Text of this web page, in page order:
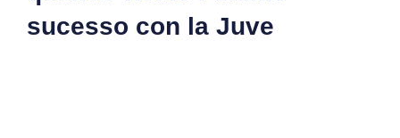
sucesso con la Juve